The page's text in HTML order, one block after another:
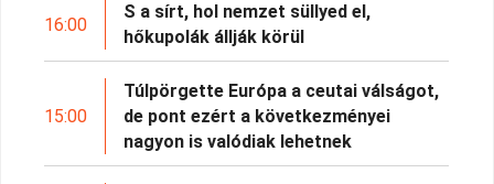
16:00
S a sírt, hol nemzet süllyed el,
hőkupolák állják körül
15:00
Túlpörgette Európa a ceutai válságot,
de pont ezért a következményei
nagyon is valódiak lehetnek